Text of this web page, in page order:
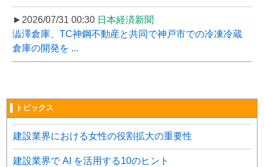
►2026/07/31 00:30 日本経済新聞
澁澤倉庫、TC神鋼不動産と共同で神戸市での冷凍冷蔵
倉庫の開発を ...
▌トピックス
建設業界における女性の役割拡大の重要性
建設業界で AI を活用する10のヒント